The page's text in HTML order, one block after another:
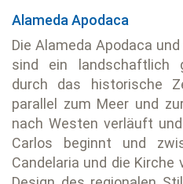
Alameda Apodaca
Die Alameda Apodaca
sind ein landschaftlich
durch das historische
parallel zum Meer und
nach Westen verläuft
Carlos beginnt und
Candelaria und die Kirche